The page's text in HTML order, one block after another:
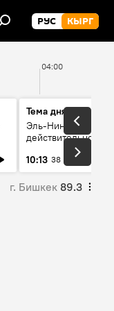
РУС КЫРГ
04:00
Тема дня
Эль-Ниньо, жара и
действительно
погоду в
10:13 38 мин
г. Бишкек 89.3